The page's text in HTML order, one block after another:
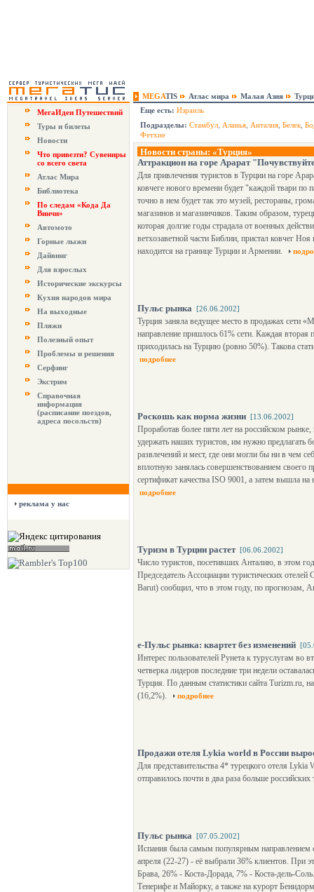
MEGATIS Атлас мира Малая Азия
МегаИдеи Путешествий
Туры и билеты
Новости
Что привезти? Сувениры
со всего света
Атлас Мира
Библиотека
По следам «Кода Да
Винчи»
Автомото
Горные лыжи
Дайвинг
Для взрослых
Исторические экскурсы
Кухня народов мира
На выходные
Пляжи
Полезный опыт
Проблемы и решения
Серфинг
Экстрим
Справочная
информация
(расписание поездов,
адреса посольств)
реклама у нас
Еще есть: Израиль
Подразделы: Стамбул Аланья Анталия Белек
Фетхие
Новости страны: «Турция»
Аттракцион на горе Арарат
Для привлечения туристов в Турции на горе
ковчеге нового времени будет "каждой твари
точно в нем будет так это музей, рестораны,
магазинов и магазинчиков. Таким образом,
которая долгие годы страдала от военных
ветхозаветной части Библии, пристал ковчег
находится на границе Турции и Армении.
Пульс рынка [26.06.2002]
Турция заняла ведущее место в продажах сети
направление пришлось 61% сети. Каждая
приходилась на Турцию (ровно 50%). Такова
подробнее
Роскошь как норма жизни [13.06.2002]
Проработав более пяти лет на российском
удержать наших туристов, им нужно предлагать
развлечений и мест, где они могли бы ни в чем
вплотную занялась совершенствованием своего
сертификат качества ISO 9001, а затем вышла
подробнее
Туризм в Турции растет [06.06.2002]
Число туристов, посетивших Анталию, в этом
Председатель Ассоциации туристических
Barut) сообщил, что в этом году, по прогнозам,
е-Пульс рынка: квартет без изменений
Интерес пользователей Рунета к туруслугам во
четверка лидеров последние три недели
Турция. По данным статистики сайта Turizm.ru,
(16,2%).
подробнее
Продажи отеля Lykia world в России
Для представительства 4* турецкого отеля
отправилось почти в два раза больше
Пульс рынка [07.05.2002]
Испания была самым популярным направлением
апреля (22-27) - её выбрали 36% клиентов. При
Брава, 26% - Коста-Дорада, 7% - Коста-дель-
Тенерифе и Майорку, а также на курорт